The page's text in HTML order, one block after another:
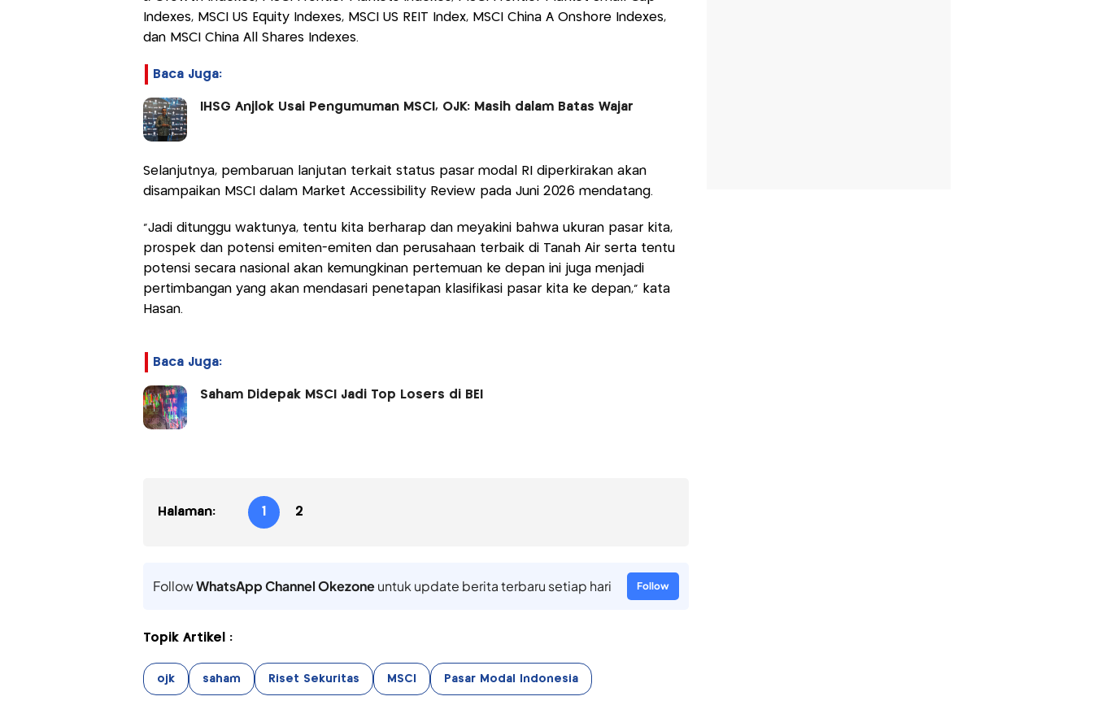
Indexes, MSCI US Equity Indexes, MSCI US REIT Index, MSCI China A Onshore Indexes,
dan MSCI China All Shares Indexes.
Baca Juga:
IHSG Anjlok Usai Pengumuman MSCI, OJK: Masih dalam Batas Wajar
Selanjutnya, pembaruan lanjutan terkait status pasar modal RI diperkirakan akan
disampaikan MSCI dalam Market Accessibility Review pada Juni 2026 mendatang.
"Jadi ditunggu waktunya, tentu kita berharap dan meyakini bahwa ukuran pasar kita,
prospek dan potensi emiten-emiten dan perusahaan terbaik di Tanah Air serta tentu
potensi secara nasional akan kemungkinan pertemuan ke depan ini juga menjadi
pertimbangan yang akan mendasari penetapan klasifikasi pasar kita ke depan," kata
Hasan.
Baca Juga:
Saham Didepak MSCI Jadi Top Losers di BEI
Halaman: 1 2
FollowWhatsApp Channel Okezoneuntuk update berita terbaru setiap hari Follow
Topik Artikel :
ojk saham Riset Sekuritas MSCI Pasar Modal Indonesia